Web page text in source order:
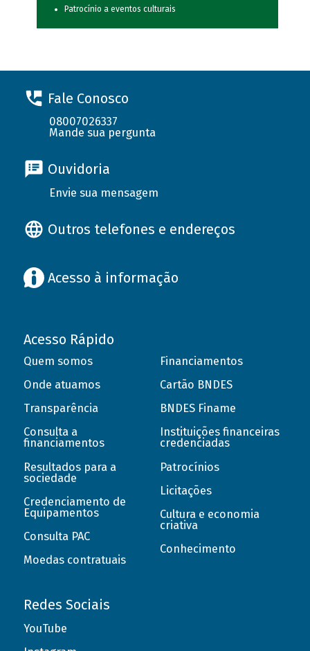
Patrocínio a eventos culturais
Fale Conosco
08007026337
Mande sua pergunta
Ouvidoria
Envie sua mensagem
Outros telefones e endereços
Acesso à informação
Acesso Rápido
Quem somos
Onde atuamos
Transparência
Consulta a
financiamentos
Resultados para a
sociedade
Credenciamento de
Equipamentos
Consulta PAC
Moedas contratuais
Financiamentos
Cartão BNDES
BNDES Finame
Instituições financeiras
credenciadas
Patrocínios
Licitações
Cultura e economia
criativa
Conhecimento
Redes Sociais
YouTube